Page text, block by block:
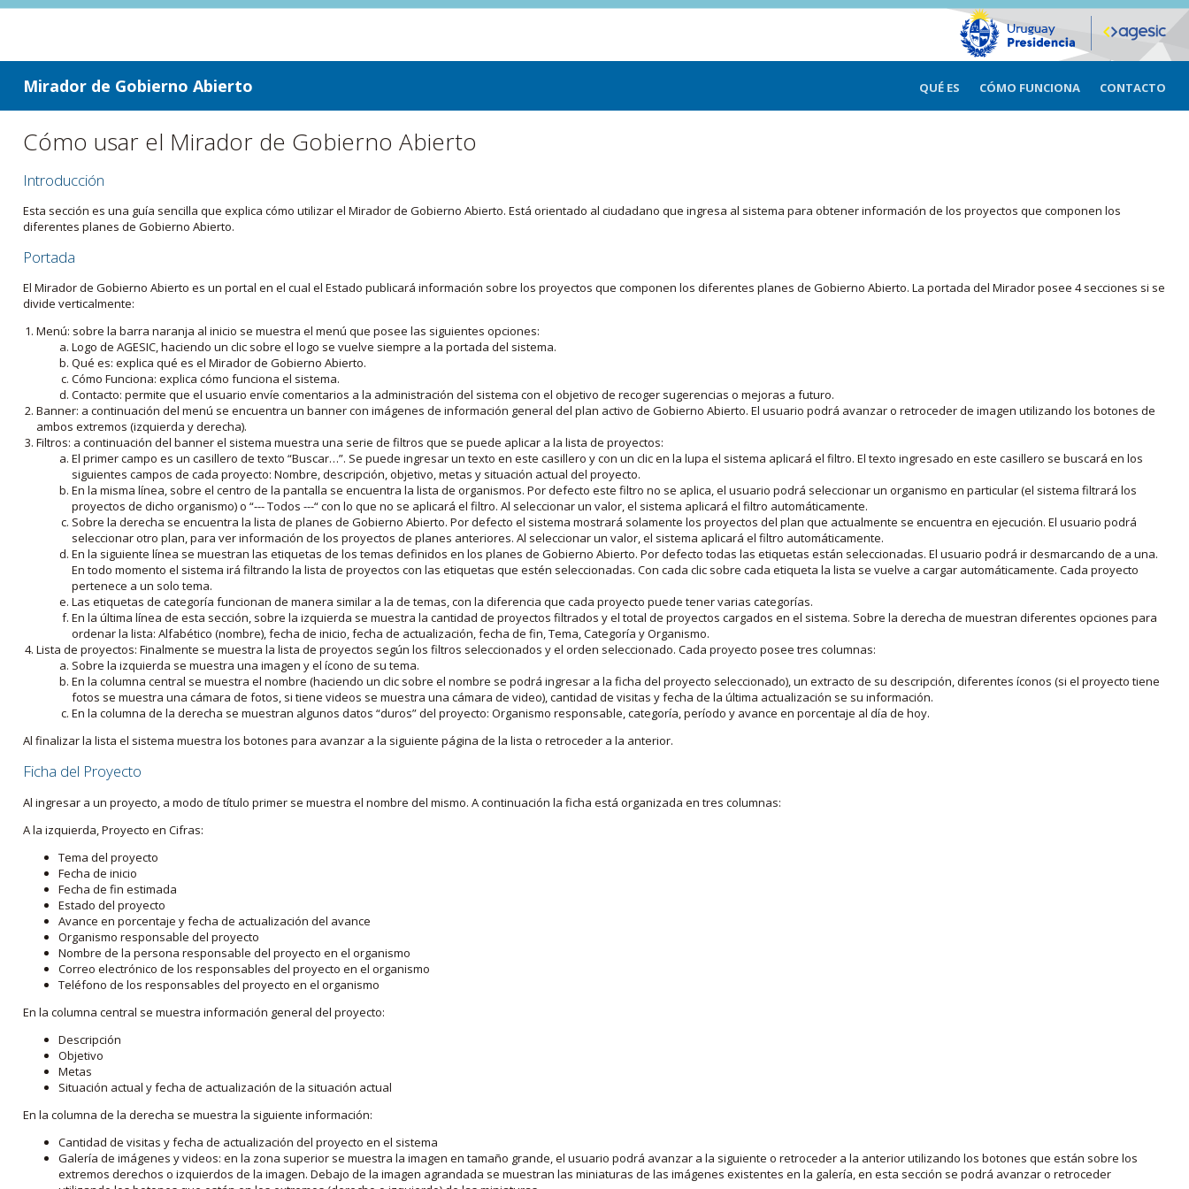
ir a contenido
ir al menú
Mirador de Gobierno Abierto QUÉ ES CÓMO FUNCIONA CONTACTO
Cómo usar el Mirador de Gobierno Abierto
Introducción
Esta sección es una guía sencilla que explica cómo utilizar el Mirador de Gobierno Abierto. Está orientado al ciudadano que ingresa al sistema para obtener información de los proyectos que componen los
diferentes planes de Gobierno Abierto.
Portada
El Mirador de Gobierno Abierto es un portal en el cual el Estado publicará información sobre los proyectos que componen los diferentes planes de Gobierno Abierto. La portada del Mirador posee 4 secciones si se
divide verticalmente:
Menú: sobre la barra naranja al inicio se muestra el menú que posee las siguientes opciones:
Logo de AGESIC, haciendo un clic sobre el logo se vuelve siempre a la portada del sistema.
Qué es: explica qué es el Mirador de Gobierno Abierto.
Cómo Funciona: explica cómo funciona el sistema.
Contacto: permite que el usuario envíe comentarios a la administración del sistema con el objetivo de recoger sugerencias o mejoras a futuro.
Banner: a continuación del menú se encuentra un banner con imágenes de información general del plan activo de Gobierno Abierto. El usuario podrá avanzar o retroceder de imagen utilizando los botones de
ambos extremos (izquierda y derecha).
Filtros: a continuación del banner el sistema muestra una serie de filtros que se puede aplicar a la lista de proyectos:
El primer campo es un casillero de texto “Buscar…”. Se puede ingresar un texto en este casillero y con un clic en la lupa el sistema aplicará el filtro. El texto ingresado en este casillero se buscará en los
siguientes campos de cada proyecto: Nombre, descripción, objetivo, metas y situación actual del proyecto.
En la misma línea, sobre el centro de la pantalla se encuentra la lista de organismos. Por defecto este filtro no se aplica, el usuario podrá seleccionar un organismo en particular (el sistema filtrará los
proyectos de dicho organismo) o “--- Todos ---“ con lo que no se aplicará el filtro. Al seleccionar un valor, el sistema aplicará el filtro automáticamente.
Sobre la derecha se encuentra la lista de planes de Gobierno Abierto. Por defecto el sistema mostrará solamente los proyectos del plan que actualmente se encuentra en ejecución. El usuario podrá
seleccionar otro plan, para ver información de los proyectos de planes anteriores. Al seleccionar un valor, el sistema aplicará el filtro automáticamente.
En la siguiente línea se muestran las etiquetas de los temas definidos en los planes de Gobierno Abierto. Por defecto todas las etiquetas están seleccionadas. El usuario podrá ir desmarcando de a una.
En todo momento el sistema irá filtrando la lista de proyectos con las etiquetas que estén seleccionadas. Con cada clic sobre cada etiqueta la lista se vuelve a cargar automáticamente. Cada proyecto
pertenece a un solo tema.
Las etiquetas de categoría funcionan de manera similar a la de temas, con la diferencia que cada proyecto puede tener varias categorías.
En la última línea de esta sección, sobre la izquierda se muestra la cantidad de proyectos filtrados y el total de proyectos cargados en el sistema. Sobre la derecha de muestran diferentes opciones para
ordenar la lista: Alfabético (nombre), fecha de inicio, fecha de actualización, fecha de fin, Tema, Categoría y Organismo.
Lista de proyectos: Finalmente se muestra la lista de proyectos según los filtros seleccionados y el orden seleccionado. Cada proyecto posee tres columnas:
Sobre la izquierda se muestra una imagen y el ícono de su tema.
En la columna central se muestra el nombre (haciendo un clic sobre el nombre se podrá ingresar a la ficha del proyecto seleccionado), un extracto de su descripción, diferentes íconos (si el proyecto tiene
fotos se muestra una cámara de fotos, si tiene videos se muestra una cámara de video), cantidad de visitas y fecha de la última actualización se su información.
En la columna de la derecha se muestran algunos datos “duros” del proyecto: Organismo responsable, categoría, período y avance en porcentaje al día de hoy.
Al finalizar la lista el sistema muestra los botones para avanzar a la siguiente página de la lista o retroceder a la anterior.
Ficha del Proyecto
Al ingresar a un proyecto, a modo de título primer se muestra el nombre del mismo. A continuación la ficha está organizada en tres columnas:
A la izquierda, Proyecto en Cifras:
Tema del proyecto
Fecha de inicio
Fecha de fin estimada
Estado del proyecto
Avance en porcentaje y fecha de actualización del avance
Organismo responsable del proyecto
Nombre de la persona responsable del proyecto en el organismo
Correo electrónico de los responsables del proyecto en el organismo
Teléfono de los responsables del proyecto en el organismo
En la columna central se muestra información general del proyecto:
Descripción
Objetivo
Metas
Situación actual y fecha de actualización de la situación actual
En la columna de la derecha se muestra la siguiente información:
Cantidad de visitas y fecha de actualización del proyecto en el sistema
Galería de imágenes y videos: en la zona superior se muestra la imagen en tamaño grande, el usuario podrá avanzar a la siguiente o retroceder a la anterior utilizando los botones que están sobre los
extremos derechos o izquierdos de la imagen. Debajo de la imagen agrandada se muestran las miniaturas de las imágenes existentes en la galería, en esta sección se podrá avanzar o retroceder